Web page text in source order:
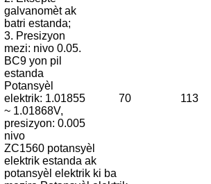
galvanomèt ak
batri estanda;
3. Presizyon
mezi: nivo 0.05.
BC9 yon pil
estanda
Potansyèl
elektrik: 1.01855
~ 1.01868V,
presizyon: 0.005
nivo
70 113
ZC1560 potansyèl
elektrik estanda ak
potansyèl elektrik ki ba